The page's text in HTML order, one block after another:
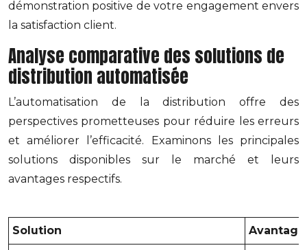
démonstration positive de votre engagement envers
la satisfaction client.
Analyse comparative des solutions de
distribution automatisée
L’automatisation de la distribution offre des
perspectives prometteuses pour réduire les erreurs
et améliorer l’efficacité. Examinons les principales
solutions disponibles sur le marché et leurs
avantages respectifs.
Solution